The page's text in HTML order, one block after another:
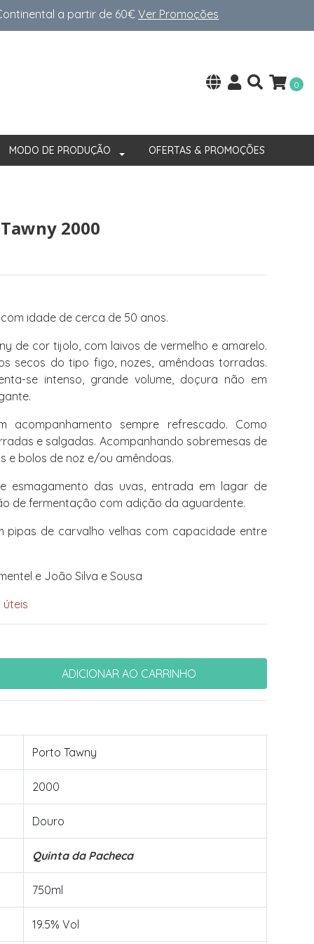
a partir de 60€Ver Promoções
0
MODO DE PRODUÇÃO OFERTAS & PROMOÇÕES
2000
idade de cerca de 50 anos.
de cor tijolo, com laivos de vermelho e amarelo.
secos do tipo figo, nozes, amêndoas torradas.
se intenso, grande volume, doçura não em
acompanhamento sempre refrescado. Como
e salgadas. Acompanhando sobremesas de
e bolos de noz e/ou amêndoas.
esmagamento das uvas, entrada em lagar de
de fermentação com adição da aguardente.
pipas de carvalho velhas com capacidade entre
e João Silva e Sousa
úteis
Porto Tawny
2000
Douro
Quinta da Pacheca
750ml
19.5% Vol